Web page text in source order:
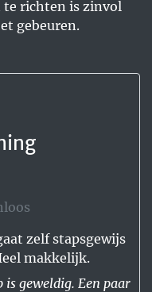
te richten is zinvol
gebeuren.
zelf stapsgewijs
makkelijk.
geweldig. Een paar